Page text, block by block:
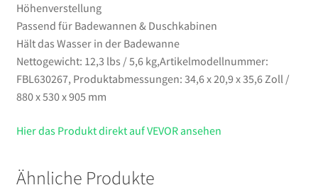
Höhenverstellung
Passend für Badewannen & Duschkabinen
Hält das Wasser in der Badewanne
Nettogewicht: 12,3 lbs / 5,6 kg,Artikelmodellnummer:
FBL630267, Produktabmessungen: 34,6 x 20,9 x 35,6 Zoll /
880 x 530 x 905 mm
Hier das Produkt direkt auf VEVOR ansehen
Ähnliche Produkte